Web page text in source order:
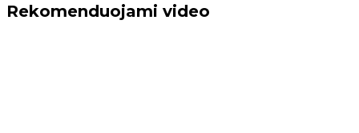
Rekomenduojami video